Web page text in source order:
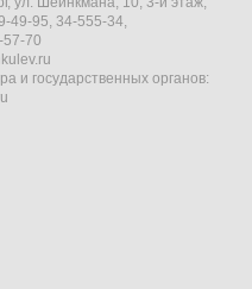
49-95, 34-555-34,
57-70
и государственных органов: